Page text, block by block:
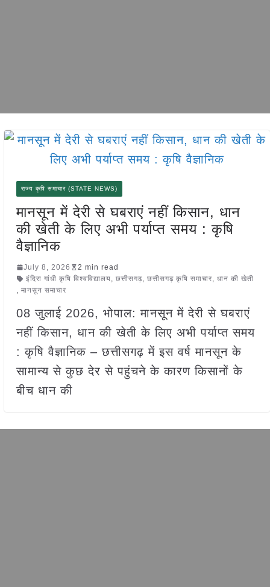
राज्य कृषि समाचार (STATE NEWS)
मानसून में देरी से घबराएं नहीं किसान, धान
की खेती के लिए अभी पर्याप्त समय : कृषि
वैज्ञानिक
July 8, 2026
2 min read
इंदिरा गांधी कृषि विश्वविद्यालय, छत्तीसगढ़, छत्तीसगढ़ कृषि समाचार, धान की खेती
, मानसून समाचार
08 जुलाई 2026, भोपाल: मानसून में देरी से घबराएं
नहीं किसान, धान की खेती के लिए अभी पर्याप्त समय
: कृषि वैज्ञानिक – छत्तीसगढ़ में इस वर्ष मानसून के
सामान्य से कुछ देर से पहुंचने के कारण किसानों के
बीच धान की